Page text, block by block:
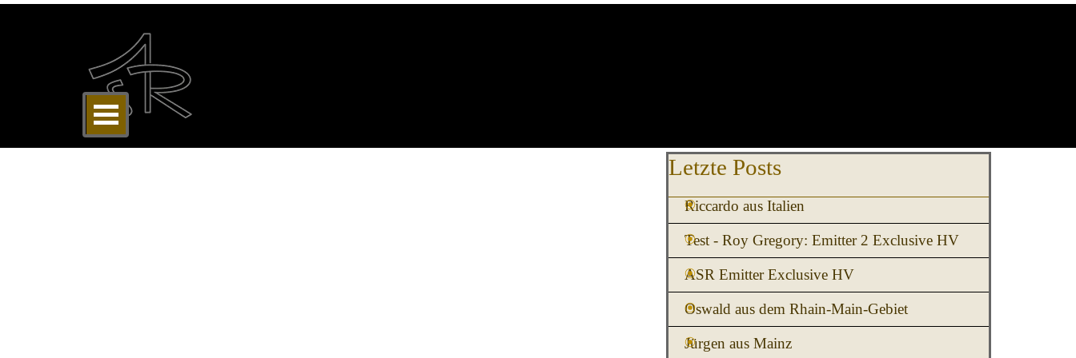
Direkt zum Seiteninhalt
Menü überspringen
Block überspringen Letzte Posts
Letzte Posts
Riccardo aus Italien
Test - Roy Gregory: Emitter 2 Exclusive HV
ASR Emitter Exclusive HV
Oswald aus dem Rhain-Main-Gebiet
Jürgen aus Mainz